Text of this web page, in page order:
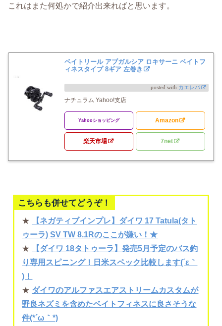
これはまた何処かで紹介出来ればと思います。
ベイトリール アブガルシア ロキサーニ ベイトフ
ィネスタイプ 8ギア 左巻き
posted with カエレバ
ナチュラム Yahoo!支店
Yahooショッピング Amazon
楽天市場 7net
こちらも併せてどうぞ！
★
【ネガティブインプレ】ダイワ 17 Tatula(タト
ゥーラ) SV TW 8.1Rのここが嫌い！★
★
【ダイワ 18タトゥーラ】発売5月予定のバス釣
り専用スピニング！日米スペック比較します(´ε｀
)！
★ ダイワのアルファスエアストリームカスタムが
野良ネズミを含めたベイトフィネスに良さそうな
件(*´ω｀*)